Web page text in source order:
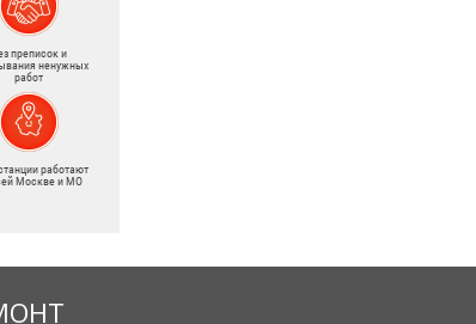
преписок и
ненужных
работ
работают
Москве и МО